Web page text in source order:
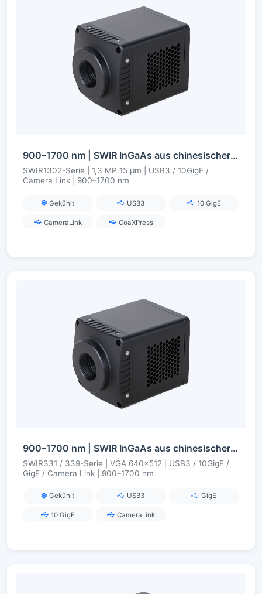
900–1700 nm | SWIR InGaAs aus chinesischer Fertigung | 1,3 MP | USB3 / 10GigE / Camera Link | Gekühlt | SWIR-Kamera
SWIR1302-Serie | 1,3 MP 15 µm | USB3 / 10GigE /
Camera Link | 900–1700 nm
Gekühlt USB3 10 GigE
CameraLink CoaXPress
900–1700 nm | SWIR InGaAs aus chinesischer Fertigung | VGA 0,33 MP | USB3 / 10GigE / GigE / Camera Link | Gekühlt / Ungekühlt | SWIR-Kamera
SWIR331 / 339-Serie | VGA 640×512 | USB3 / 10GigE /
GigE / Camera Link | 900–1700 nm
Gekühlt USB3 GigE
10 GigE CameraLink